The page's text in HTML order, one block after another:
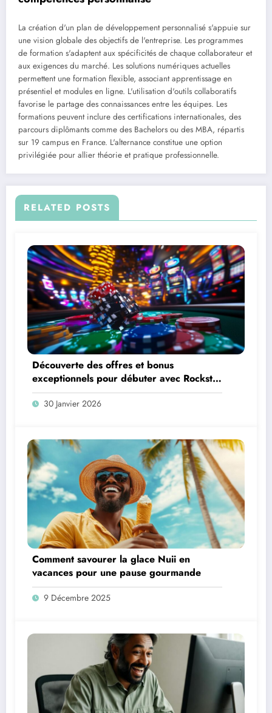
La création d'un plan de développement personnalisé s'appuie sur
une vision globale des objectifs de l'entreprise. Les programmes
de formation s'adaptent aux spécificités de chaque collaborateur et
aux exigences du marché. Les solutions numériques actuelles
permettent une formation flexible, associant apprentissage en
présentiel et modules en ligne. L'utilisation d'outils collaboratifs
favorise le partage des connaissances entre les équipes. Les
formations peuvent inclure des certifications internationales, des
parcours diplômants comme des Bachelors ou des MBA, répartis
sur 19 campus en France. L'alternance constitue une option
privilégiée pour allier théorie et pratique professionnelle.
RELATED POSTS
Découverte des offres et bonus
exceptionnels pour débuter avec Rockstar
Casino
30 Janvier 2026
Comment savourer la glace Nuii en
vacances pour une pause gourmande
9 Décembre 2025